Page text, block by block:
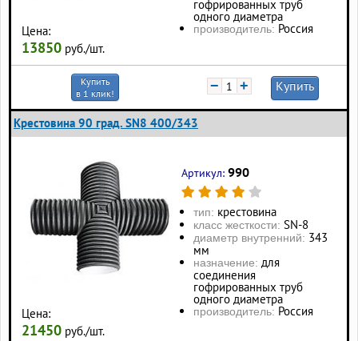
Цена:
13850 руб./шт.
гофрированных труб
одного диаметра
производитель: Россия
Купить
в 1 клик!
− + Купить
Крестовина 90 град. SN8 400/343
Цена:
21450 руб./шт.
Артикул: 990
тип: крестовина
класс жесткости: SN-8
диаметр внутренний: 343
мм
назначение: для
соединения
гофрированных труб
одного диаметра
производитель: Россия